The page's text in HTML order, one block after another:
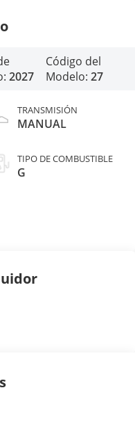
2027
Código del
Modelo:27
TRANSMISIÓN
MANUAL
TIPO DE COMBUSTIBLE
G